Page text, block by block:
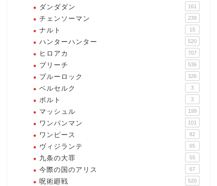
ダンダダン 161
チェンソーマン 239
ナルト 15
ハンターハンター 520
ヒロアカ 707
ブリーチ 536
ブルーロック 326
ベルセルク 3
ボルト 3
マッシュル 199
ワンパンマン 101
ワンピース 82
ヴィジランテ 65
九条の大罪 55
今際の国のアリス 67
呪術廻戦 520